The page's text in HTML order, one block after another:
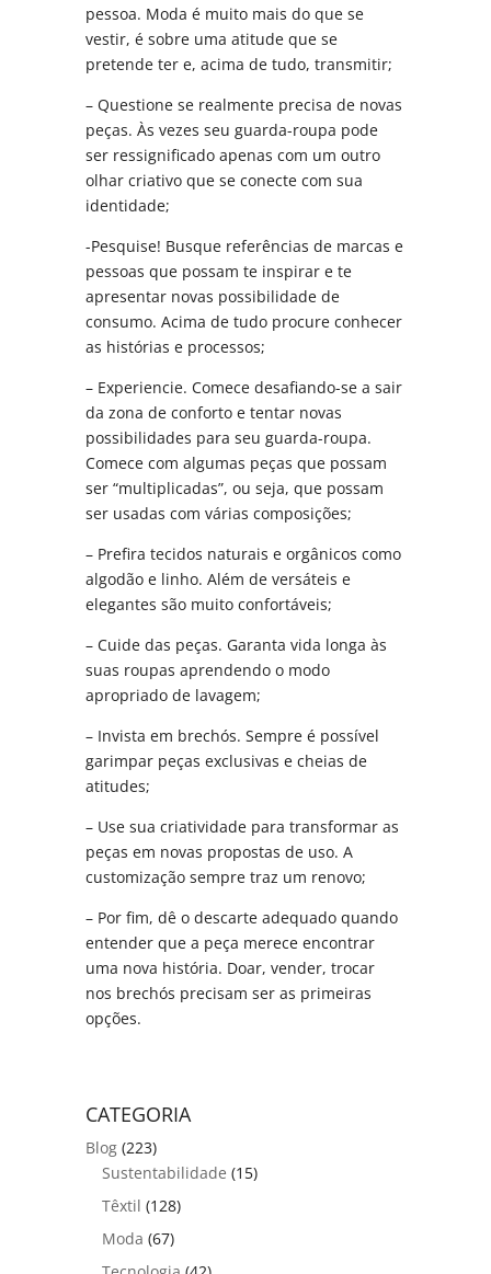
pessoa. Moda é muito mais do que se
vestir, é sobre uma atitude que se
pretende ter e, acima de tudo, transmitir;
– Questione se realmente precisa de novas
peças. Às vezes seu guarda-roupa pode
ser ressignificado apenas com um outro
olhar criativo que se conecte com sua
identidade;
-Pesquise! Busque referências de marcas e
pessoas que possam te inspirar e te
apresentar novas possibilidade de
consumo. Acima de tudo procure conhecer
as histórias e processos;
– Experiencie. Comece desafiando-se a sair
da zona de conforto e tentar novas
possibilidades para seu guarda-roupa.
Comece com algumas peças que possam
ser “multiplicadas”, ou seja, que possam
ser usadas com várias composições;
– Prefira tecidos naturais e orgânicos como
algodão e linho. Além de versáteis e
elegantes são muito confortáveis;
– Cuide das peças. Garanta vida longa às
suas roupas aprendendo o modo
apropriado de lavagem;
– Invista em brechós. Sempre é possível
garimpar peças exclusivas e cheias de
atitudes;
– Use sua criatividade para transformar as
peças em novas propostas de uso. A
customização sempre traz um renovo;
– Por fim, dê o descarte adequado quando
entender que a peça merece encontrar
uma nova história. Doar, vender, trocar
nos brechós precisam ser as primeiras
opções.
CATEGORIA
Blog (223)
Sustentabilidade (15)
Têxtil (128)
Moda (67)